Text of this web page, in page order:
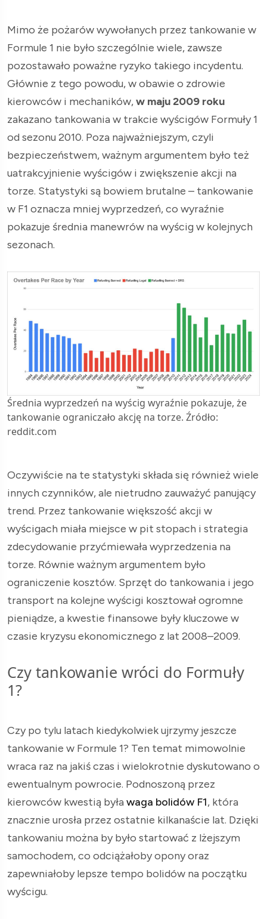
Mimo że pożarów wywołanych przez tankowanie w
Formule 1 nie było szczególnie wiele, zawsze
pozostawało poważne ryzyko takiego incydentu.
Głównie z tego powodu, w obawie o zdrowie
kierowców i mechaników,w maju 2009 roku
zakazano tankowania w trakcie wyścigów Formuły 1
od sezonu 2010. Poza najważniejszym, czyli
bezpieczeństwem, ważnym argumentem było też
uatrakcyjnienie wyścigów i zwiększenie akcji na
torze. Statystyki są bowiem brutalne – tankowanie
w F1 oznacza mniej wyprzedzeń, co wyraźnie
pokazuje średnia manewrów na wyścig w kolejnych
sezonach.
Średnia wyprzedzeń na wyścig wyraźnie pokazuje, że
tankowanie ograniczało akcję na torze. Źródło:
reddit.com
Oczywiście na te statystyki składa się również wiele
innych czynników, ale nietrudno zauważyć panujący
trend. Przez tankowanie większość akcji w
wyścigach miała miejsce w pit stopach i strategia
zdecydowanie przyćmiewała wyprzedzenia na
torze. Równie ważnym argumentem było
ograniczenie kosztów. Sprzęt do tankowania i jego
transport na kolejne wyścigi kosztował ogromne
pieniądze, a kwestie finansowe były kluczowe w
czasie kryzysu ekonomicznego z lat 2008–2009.
Czy tankowanie wróci do Formuły
1?
Czy po tylu latach kiedykolwiek ujrzymy jeszcze
tankowanie w Formule 1? Ten temat mimowolnie
wraca raz na jakiś czas i wielokrotnie dyskutowano o
ewentualnym powrocie. Podnoszoną przez
kierowców kwestią była waga bolidów F1, która
znacznie urosła przez ostatnie kilkanaście lat. Dzięki
tankowaniu można by było startować z lżejszym
samochodem, co odciążałoby opony oraz
zapewniałoby lepsze tempo bolidów na początku
wyścigu.